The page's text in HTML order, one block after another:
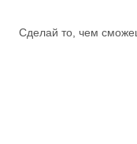
Сделай то, чем